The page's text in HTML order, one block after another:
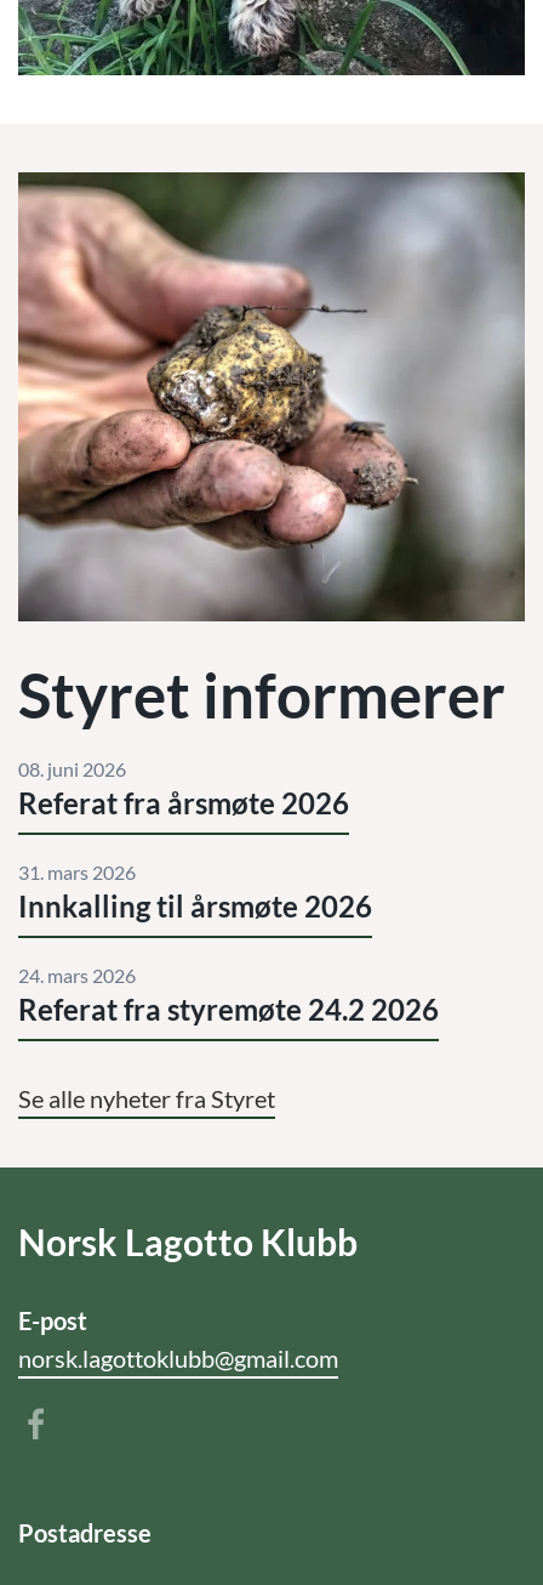
Styret informerer
08. juni 2026
Referat fra årsmøte 2026
31. mars 2026
Innkalling til årsmøte 2026
24. mars 2026
Referat fra styremøte 24.2 2026
Se alle nyheter fra Styret
Norsk Lagotto Klubb
E-post
norsk.lagottoklubb@gmail.com
Postadresse